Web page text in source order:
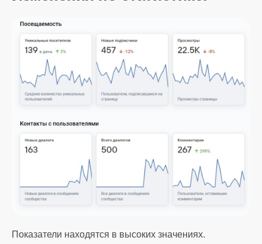
Показатели находятся в высоких значениях.